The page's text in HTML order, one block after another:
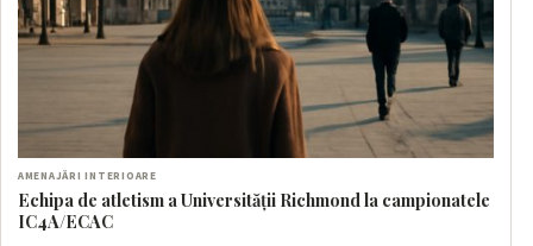
AMENAJĂRI INTERIOARE
Echipa de atletism a Universității Richmond la campionatele
IC4A/ECAC